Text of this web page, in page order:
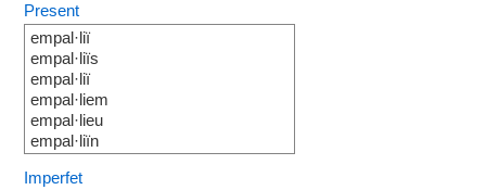
Present
empal·liï
empal·liïs
empal·liï
empal·liem
empal·lieu
empal·liïn
Imperfet